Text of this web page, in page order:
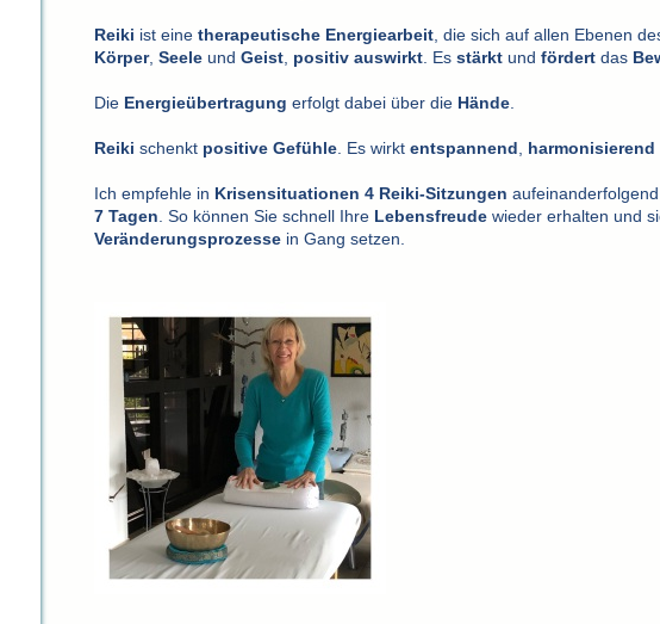
Reiki ist eine therapeutische Energiearbeit, die sich auf allen Ebenen
Körper, Seeleund Geist, positiv auswirkt. Es stärktund fördertdas
Die Energieübertragung erfolgt dabei über die Hände.
Reiki schenkt positive Gefühle. Es wirkt entspannend harmonisierend
Ich empfehle in Krisensituationen 4 Reiki-Sitzungen
7 Tagen . So können Sie schnell Ihre Lebensfreudewieder erhalten und
Veränderungsprozessein Gang setzen.